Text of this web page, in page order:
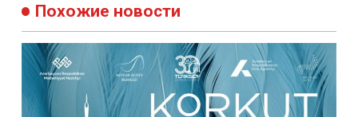
Похожие новости